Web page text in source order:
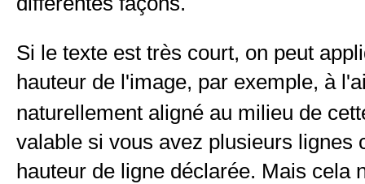
Si le texte est très court, on peut
hauteur de l'image, par exemple, à
naturellement aligné au milieu de
valable si vous avez plusieurs lignes
hauteur de ligne déclarée. Mais cela